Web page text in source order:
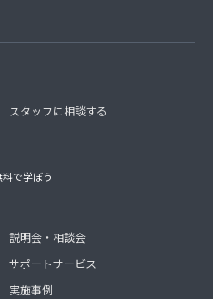
スタッフに相談する
で学ぼう
説明会・相談会
サポートサービス
実施事例